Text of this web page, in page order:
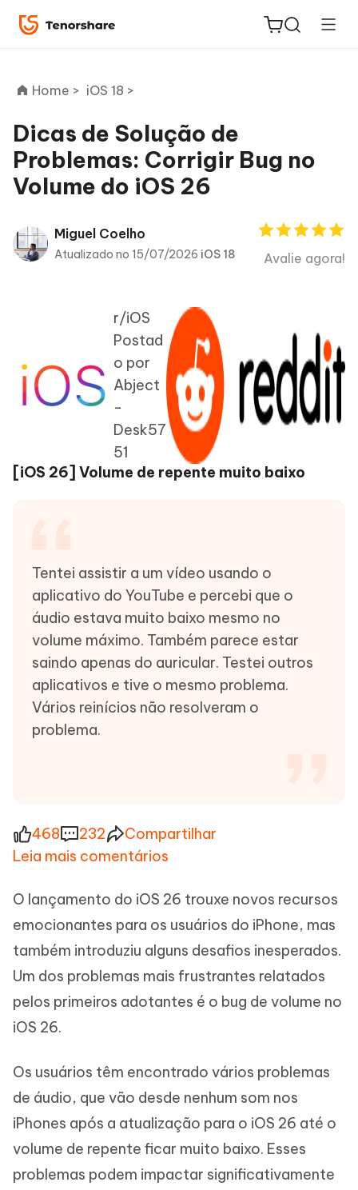
ReiBoot
for iOS
PDNob
PDF
Home > iOS 18 >
Dicas de Solução de
Problemas: Corrigir Bug no
Volume do iOS 26
Miguel Coelho
Atualizado no 15/07/2026 iOS 18 Avalie agora!
r/iOS
Postad
o por
Abject
-
Desk57
51
[iOS 26] Volume de repente muito baixo
Tentei assistir a um vídeo usando o
aplicativo do YouTube e percebi que o
áudio estava muito baixo mesmo no
volume máximo. Também parece estar
saindo apenas do auricular. Testei outros
aplicativos e tive o mesmo problema.
Vários reinícios não resolveram o
problema.
468 232
Compartilhar
Leia mais comentários
O lançamento do iOS 26 trouxe novos recursos
emocionantes para os usuários do iPhone, mas
também introduziu alguns desafios inesperados.
Um dos problemas mais frustrantes relatados
pelos primeiros adotantes é o bug de volume no
iOS 26.
Os usuários têm encontrado vários problemas
de áudio, que vão desde nenhum som nos
iPhones após a atualização para o iOS 26 até o
volume de repente ficar muito baixo. Esses
problemas podem impactar significativamente